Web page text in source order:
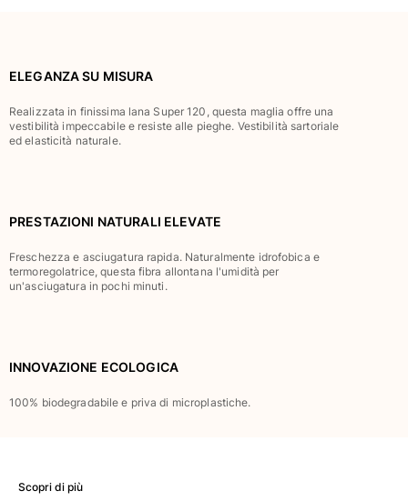
Vedi tutti i Yachting collection
Bambino
Vedi tutti i Bambino
Pantalocini mare
Classico
Classico stretch
Costumi da bagno magici
T-shirt
ELEGANZA SU MISURA
Realizzata in finissima lana Super 120, questa maglia offre una
vestibilità impeccabile e resiste alle pieghe. Vestibilità sartoriale
ed elasticità naturale.
PRESTAZIONI NATURALI ELEVATE
Freschezza e asciugatura rapida. Naturalmente idrofobica e
termoregolatrice, questa fibra allontana l'umidità per
un'asciugatura in pochi minuti.
INNOVAZIONE ECOLOGICA
100% biodegradabile e priva di microplastiche.
Scopri di più